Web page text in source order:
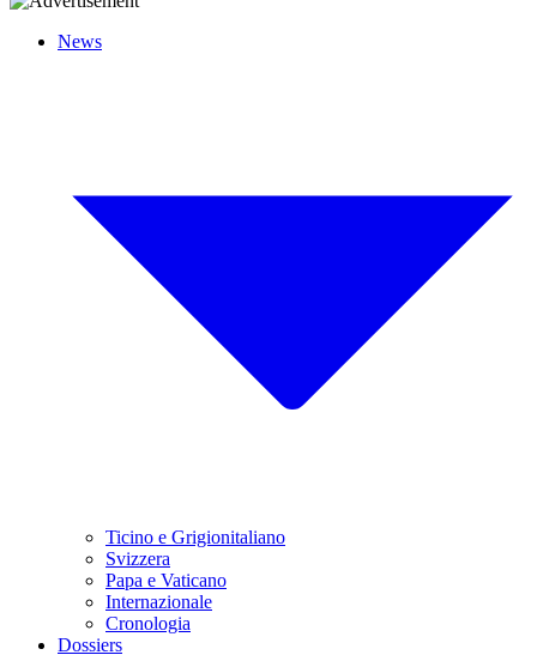
News
Ticino e Grigionitaliano
Svizzera
Papa e Vaticano
Internazionale
Cronologia
Dossiers